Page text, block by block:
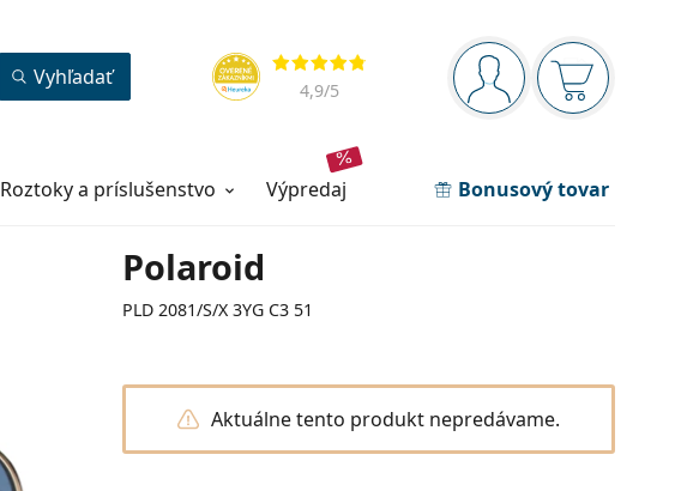
Navigačný panel
ste prihláseníNákupný
Hodnotenia
4,9/5
Vyhľadať
Roztoky a príslušenstvo výpredaj Bonusový tovar
Polaroid
PLD 2081/S/X 3YG C3 51
Aktuálne tento produkt nepredávame.